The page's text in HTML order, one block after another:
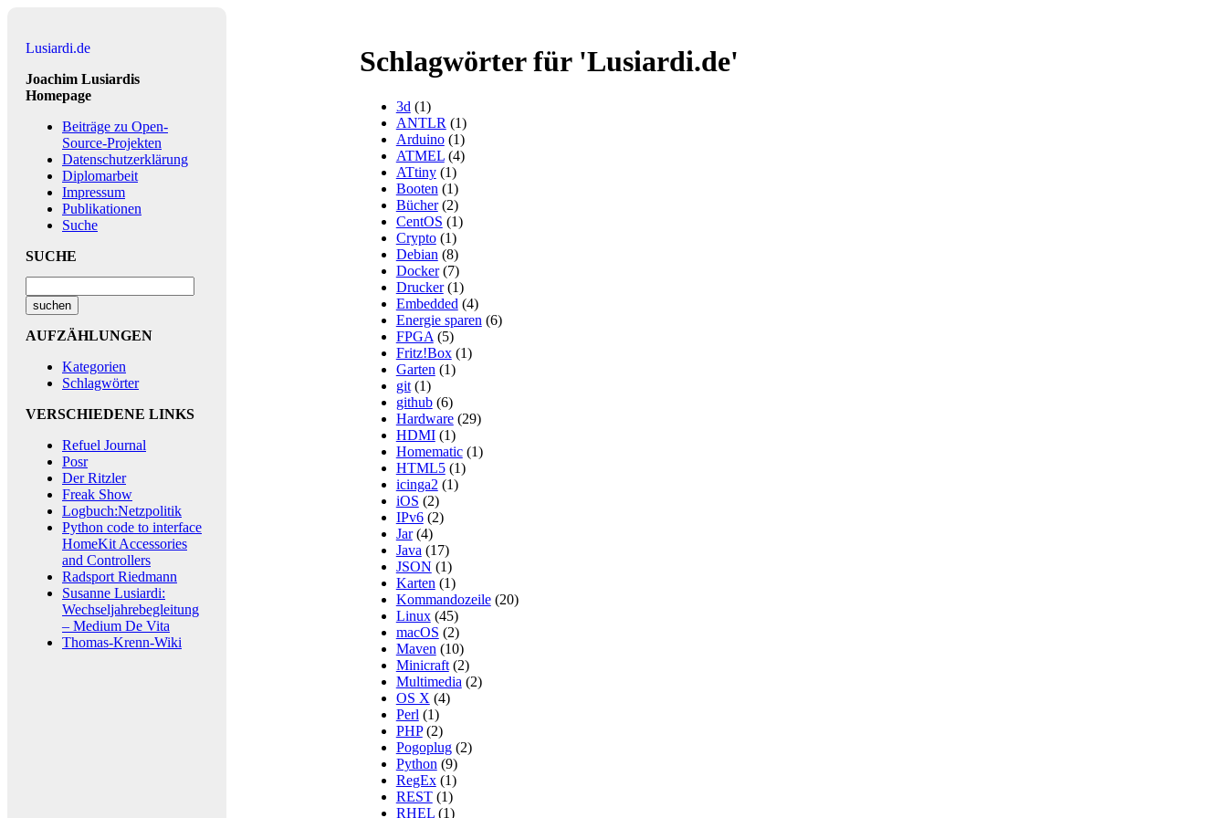
Lusiardi.de
Joachim Lusiardis
Homepage
Beiträge zu Open-
Source-Projekten
Datenschutzerklärung
Diplomarbeit
Impressum
Publikationen
Suche
SUCHE
AUFZÄHLUNGEN
Kategorien
Schlagwörter
VERSCHIEDENE LINKS
Refuel Journal
Posr
Der Ritzler
Freak Show
Logbuch:Netzpolitik
Python code to interface
HomeKit Accessories
and Controllers
Radsport Riedmann
Susanne Lusiardi:
Wechseljahrebegleitung
– Medium De Vita
Thomas-Krenn-Wiki
Schlagwörter für 'Lusiardi.de'
3d (1)
ANTLR (1)
Arduino(1)
ATMEL(4)
ATtiny(1)
Booten (1)
Bücher(2)
CentOS (1)
Crypto(1)
Debian (8)
Docker(7)
Drucker(1)
Embedded (4)
Energie sparen (6)
FPGA (5)
Fritz!Box(1)
Garten (1)
git(1)
github(6)
Hardware(29)
HDMI(1)
Homematic(1)
HTML5(1)
icinga2 (1)
iOS (2)
IPv6(2)
Jar(4)
Java (17)
JSON (1)
Karten (1)
Kommandozeile(20)
Linux(45)
macOS (2)
Maven (10)
Minicraft(2)
Multimedia (2)
OS X (4)
Perl (1)
PHP(2)
Pogoplug(2)
Python (9)
RegEx(1)
REST(1)
RHEL(1)